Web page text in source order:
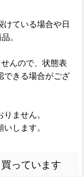
けている場合や日
。
んので、状態表
できる場合がござ
ません。
します。
っています